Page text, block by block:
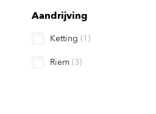
Aandrijving
Ketting (1)
Riem (3)